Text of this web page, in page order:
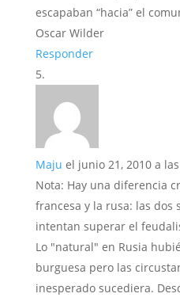
escapaban “hacia” el
Oscar Wilder
Responder
Maju el junio 21, 2010 a
Nota: Hay una diferencia
francesa y la rusa: las dos
intentan superar el
Lo "natural" en Rusia
burguesa pero las
inesperado sucediera.